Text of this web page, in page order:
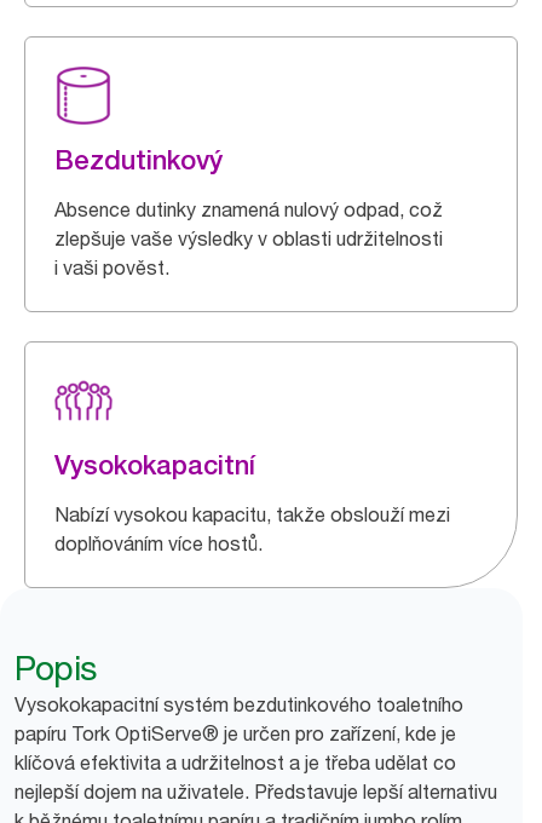
Bezdutinkový
Absence dutinky znamená nulový odpad, což
zlepšuje vaše výsledky v oblasti udržitelnosti
i vaši pověst.
Vysokokapacitní
Nabízí vysokou kapacitu, takže obslouží mezi
doplňováním více hostů.
Popis
Vysokokapacitní systém bezdutinkového toaletního
papíru Tork OptiServe® je určen pro zařízení, kde je
klíčová efektivita a udržitelnost a je třeba udělat co
nejlepší dojem na uživatele. Představuje lepší alternativu